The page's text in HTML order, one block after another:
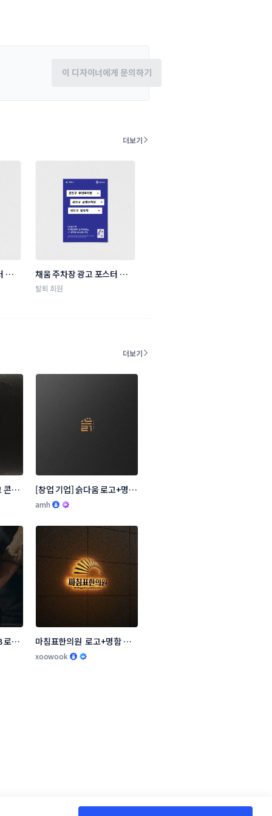
이 디자이너에게 문의하기
더보기
모
채움 주차장 광고 포스터 공모
전 (거주자우선주차장 공유사
탈퇴 회원
더보기
콘테
[창업 기업] 슭다움 로고+명함
콘테스트
amh
로고
마침표한의원  로고+명함 콘
테스트
xoowook